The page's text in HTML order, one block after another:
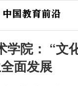
学院： “文
面发展